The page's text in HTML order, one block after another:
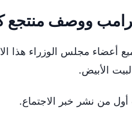
ووصف منتجع
أعضاء مجلس الوزراء هذا
الأبيض.
من نشر خبر الاجتماع.